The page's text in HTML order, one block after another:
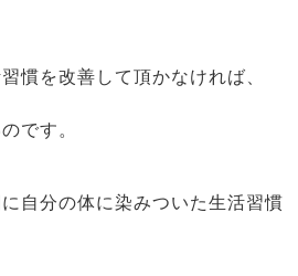
慣を改善して頂かなければ、
です。
自分の体に染みついた生活習慣